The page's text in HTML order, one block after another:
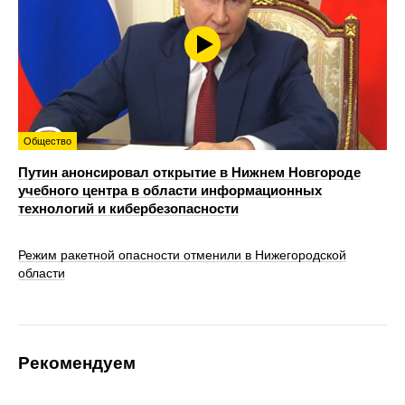
Общество
Путин анонсировал открытие в Нижнем Новгороде
учебного центра в области информационных
технологий и кибербезопасности
Режим ракетной опасности отменили в Нижегородской
области
Рекомендуем